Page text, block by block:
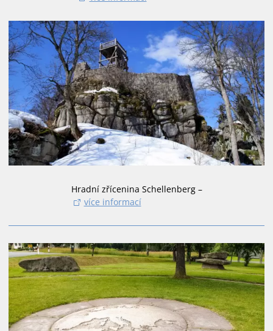
Hradní zřícenina Schellenberg –
více informací